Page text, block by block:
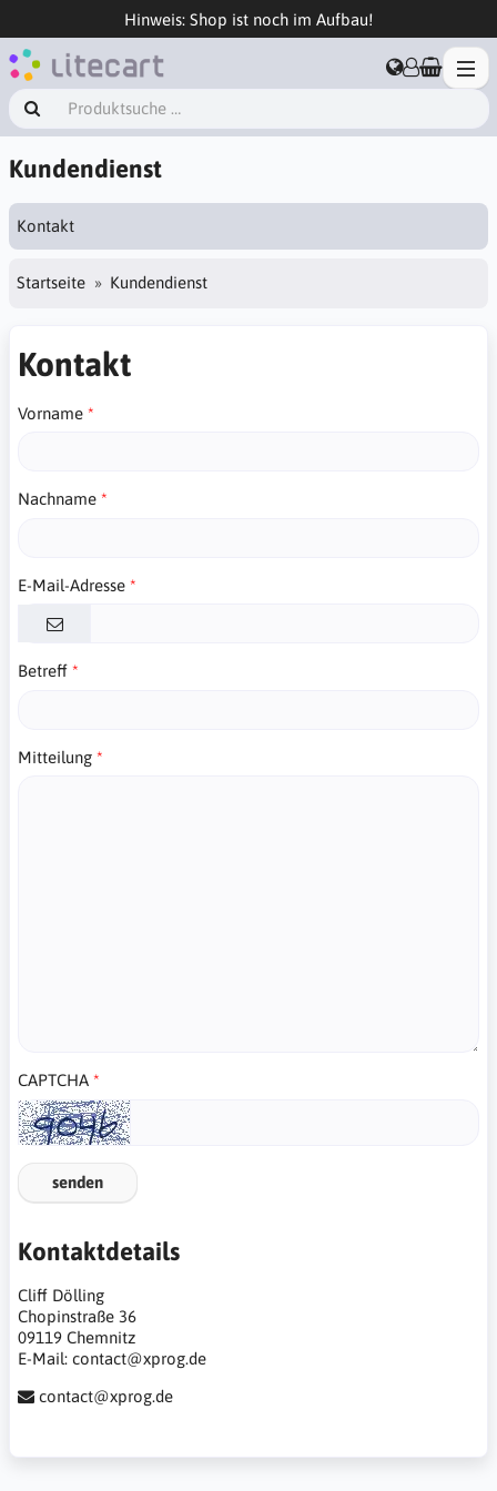
Hinweis: Shop ist noch im Aufbau!
Kundendienst
Kontakt
Startseite Kundendienst
Kontakt
Vorname
Nachname
E-Mail-Adresse
Betreff
Mitteilung
CAPTCHA
senden
Kontaktdetails
Cliff Dölling
Chopinstraße 36
09119 Chemnitz
E-Mail: contact@xprog.de
contact@xprog.de